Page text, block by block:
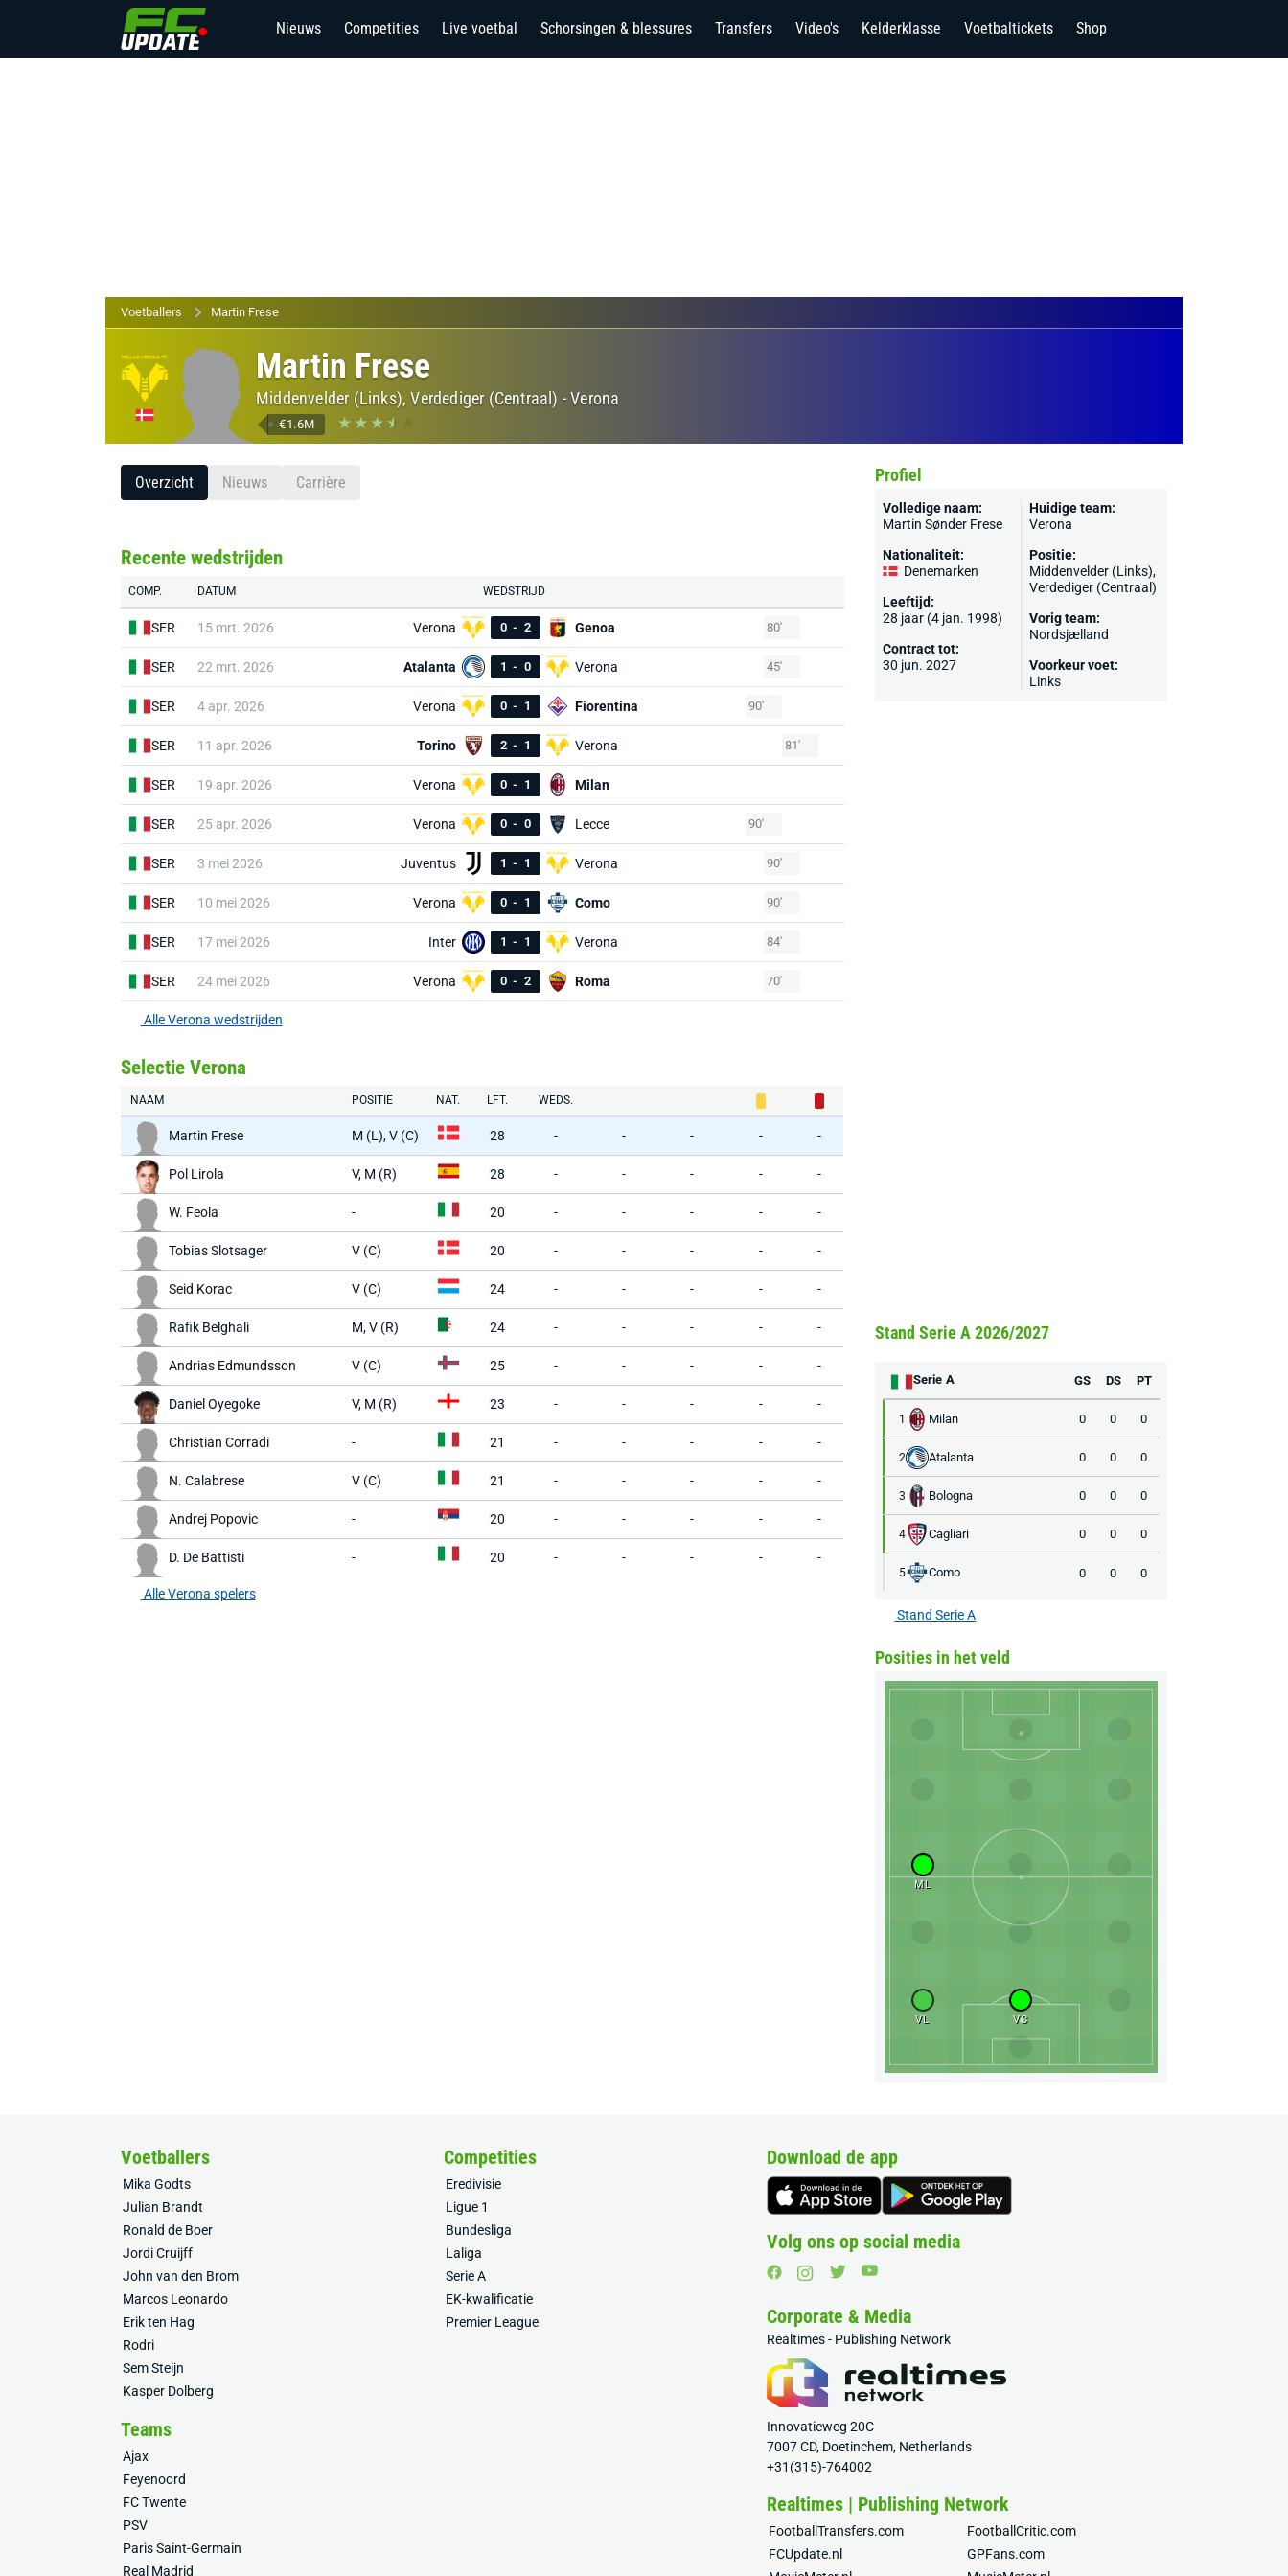
Nieuws Competities Live voetbal Schorsingen & blessures Transfers Video's Kelderklasse Voetbaltickets Shop
Voetballers Martin Frese
Martin Frese
Middenvelder (Links), Verdediger (Centraal) -Verona
€1.6M
Overzicht Nieuws Carrière
Recente wedstrijden
COMP. DATUM WEDSTRIJD
SER 15 mrt. 2026 Verona 0 - 2 Genoa 80'
SER 22 mrt. 2026 Atalanta 1 - 0 Verona 45'
SER 4 apr. 2026 Verona 0 - 1 Fiorentina 90'
SER 11 apr. 2026 Torino 2 - 1 Verona 81'
SER 19 apr. 2026 Verona 0 - 1 Milan
SER 25 apr. 2026 Verona 0 - 0 Lecce 90'
SER 3 mei 2026 Juventus 1 - 1 Verona 90'
SER 10 mei 2026 Verona 0 - 1 Como 90'
SER 17 mei 2026 Inter 1 - 1 Verona 84'
SER 24 mei 2026 Verona 0 - 2 Roma 70'
Alle Verona wedstrijden
Selectie Verona
NAAM POSITIE NAT. LFT. WEDS.
Martin Frese M (L), V (C) 28 - - - - -
Pol Lirola V, M (R) 28 - - - - -
W. Feola - 20 - - - - -
Tobias Slotsager V (C) 20 - - - - -
Seid Korac V (C) 24 - - - - -
Rafik Belghali M, V (R) 24 - - - - -
Andrias Edmundsson V (C) 25 - - - - -
Daniel Oyegoke V, M (R) 23 - - - - -
Christian Corradi - 21 - - - - -
N. Calabrese V (C) 21 - - - - -
Andrej Popovic - 20 - - - - -
D. De Battisti - 20 - - - - -
Alle Verona spelers
Profiel
Volledige naam:
Martin Sønder Frese
Nationaliteit:
Denemarken
Leeftijd:
28 jaar (4 jan. 1998)
Contract tot:
30 jun. 2027
Huidige team:
Verona
Positie:
Middenvelder (Links),
Verdediger (Centraal)
Vorig team:
Nordsjælland
Voorkeur voet:
Links
Stand Serie A 2026/2027
Serie A GS DS PT
1 Milan 0 0 0
2 Atalanta 0 0 0
3 Bologna 0 0 0
4 Cagliari 0 0 0
5 Como 0 0 0
Stand Serie A
Posities in het veld
ML
VL VC
Voetballers
Mika Godts
Julian Brandt
Ronald de Boer
Jordi Cruijff
John van den Brom
Marcos Leonardo
Erik ten Hag
Rodri
Sem Steijn
Kasper Dolberg
Competities
Eredivisie
Ligue 1
Bundesliga
Laliga
Serie A
EK-kwalificatie
Premier League
Teams
Ajax
Feyenoord
FC Twente
PSV
Paris Saint-Germain
Real Madrid
Download de app
Volg ons op social media
Corporate & Media
Realtimes - Publishing Network
Innovatieweg 20C
7007 CD, Doetinchem, Netherlands
+31(315)-764002
Realtimes | Publishing Network
FootballTransfers.com
FootballCritic.com
FCUpdate.nl
GPFans.com